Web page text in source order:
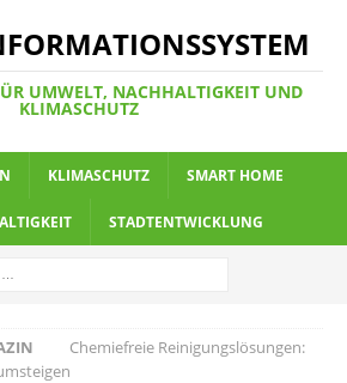
UMWELT, NACHHALTIGKEIT UND
KLIMASCHUTZ
KLIMASCHUTZ SMART HOME
STADTENTWICKLUNG
Chemiefreie Reinigungslösungen: